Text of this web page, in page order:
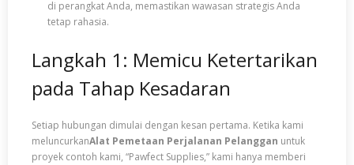
di perangkat Anda, memastikan wawasan strategis Anda
tetap rahasia.
Langkah 1: Memicu Ketertarikan
pada Tahap Kesadaran
Setiap hubungan dimulai dengan kesan pertama. Ketika kami
meluncurkanAlat Pemetaan Perjalanan Pelanggan untuk
proyek contoh kami, “Pawfect Supplies,” kami hanya memberi